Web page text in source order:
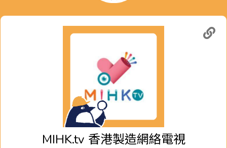
MIHK.tv 香港製造網絡電視